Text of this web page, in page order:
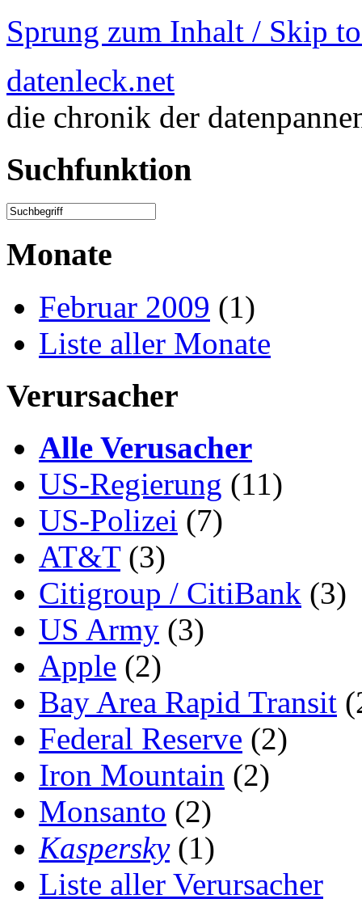
Sprung zum Inhalt / Skip
datenleck.net
die chronik der
Suchfunktion
Monate
Februar 2009 (1)
Liste aller Monate
Verursacher
Alle Verusacher
US-Regierung (11)
US-Polizei (7)
AT&T(3)
Citigroup / CitiBank (3)
US Army (3)
Apple (2)
Bay Area Rapid Transit
Federal Reserve (2)
Iron Mountain (2)
Monsanto (2)
Kaspersky(1)
Liste aller Verursacher